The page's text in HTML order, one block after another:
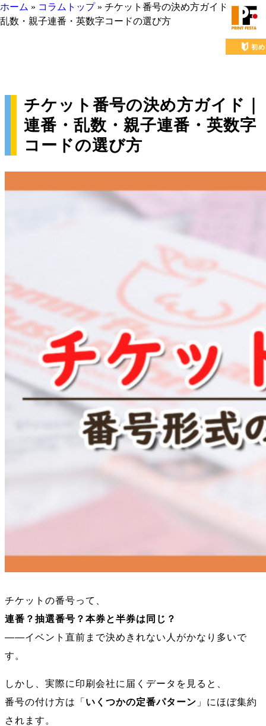
初
ホーム » コラムトップ» チケット番号の決め方ガイド｜連番・
乱数・親子連番・英数字コードの選び方
チケット番号の決め方ガイド｜
連番・乱数・親子連番・英数字
コードの選び方
チケットの番号って、
連番？抽選番号？本券と半券は同じ？
――イベント直前まで決めきれない人がかなり多いで
す。
しかし、実際に印刷会社に届くデータを見ると、
番号の付け方は「 いくつかの定番パターン 」にほぼ集約
されます。